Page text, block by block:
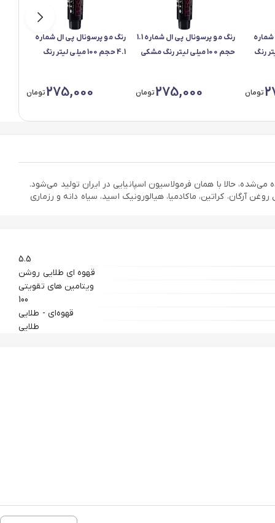
لیتر رنگ
تومان
رنگ مو پرسونال پی ال شماره 1.1
حجم 100 میلی لیتر رنگ مشکی
275,000تومان
رنگ مو پرسونال پی ال شماره
4.1 حجم 100 میلی لیتر رنگ
275,000تومان
حالا با همان فرمولاسیون اسپانیایی در ایران تولید می‌شود.
کراتین، ماکادمیا، هیالورونیک اسید، سیاه دانه و رزماری
5.5
قهوه ای طلایی روشن
ویتامین های تقویتی
100
قهوه‌ای - طلایی
طلایی